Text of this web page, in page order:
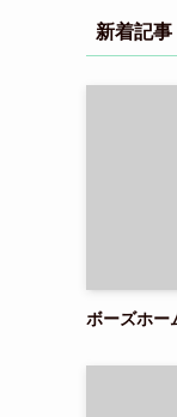
新着記事
ボーズホー